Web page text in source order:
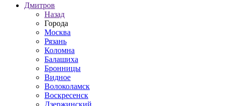
Дмитров
Назад
Города
Москва
Рязань
Коломна
Балашиха
Бронницы
Видное
Волоколамск
Воскресенск
Дзержинский